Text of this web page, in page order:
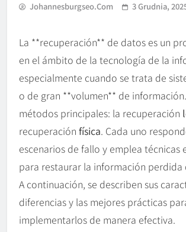
Johannesburgseo.com 3 Grudnia,
La **recuperación** de datos es un
en el ámbito de la tecnología de la
especialmente cuando se trata de
o de gran **volumen** de
métodos principales: la recuperación
recuperación física. Cada uno
escenarios de fallo y emplea técnicas
para restaurar la información perdida
A continuación, se describen sus
diferencias y las mejores prácticas
implementarlos de manera efectiva.